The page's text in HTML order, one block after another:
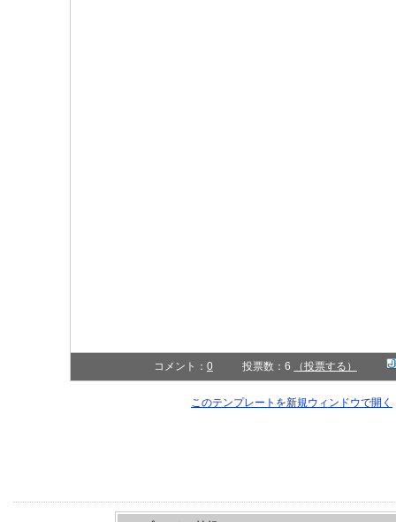
コメント： 0 投票数：6 （投票する）
このテンプレートを新規ウィンドウで開く